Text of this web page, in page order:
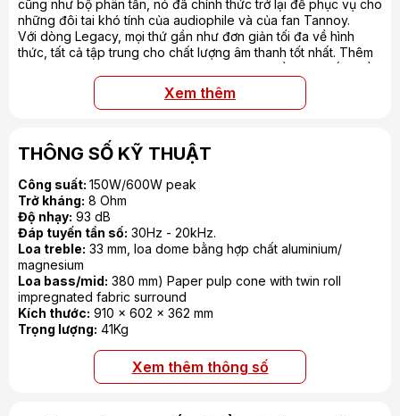
cũng như bộ phân tần, nó đã chính thức trở lại để phục vụ cho
những đôi tai khó tính của audiophile và của fan Tannoy.
Với dòng Legacy, mọi thứ gần như đơn giản tối đa về hình
thức, tất cả tập trung cho chất lượng âm thanh tốt nhất. Thêm
vào đó, giá trị của chúng chính là được làm bằng tay rất nhiều
công đoạn như lắp ghép, đánh bóng thùng loa, do chính đôi
bàn tay của các nghệ nhân tại Scotland đảm nhiệm. Củ loa
hợp với sự điều chỉnh của bộ phân tần. Giờ đây bạn sẽ có đôi
loa ưng ý nhất cho phòng nghe của bạn
Xem thêm
THÔNG SỐ KỸ THUẬT
Công suất: 150W/600W peak
Trở kháng: 8 Ohm
Độ nhạy: 93 dB
Đáp tuyến tần số: 30Hz - 20kHz.
Loa treble: 33 mm, loa dome bằng hợp chất aluminium/
magnesium
Loa bass/mid: 380 mm) Paper pulp cone with twin roll
impregnated fabric surround
Kích thước: 910 x 602 x 362 mm
Trọng lượng: 41Kg
Xem thêm thông số